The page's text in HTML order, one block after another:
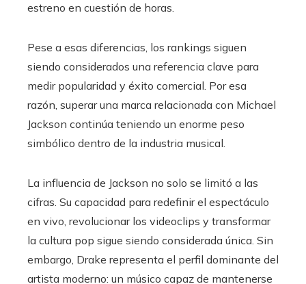
estreno en cuestión de horas.
Pese a esas diferencias, los rankings siguen
siendo considerados una referencia clave para
medir popularidad y éxito comercial. Por esa
razón, superar una marca relacionada con Michael
Jackson continúa teniendo un enorme peso
simbólico dentro de la industria musical.
La influencia de Jackson no solo se limitó a las
cifras. Su capacidad para redefinir el espectáculo
en vivo, revolucionar los videoclips y transformar
la cultura pop sigue siendo considerada única. Sin
embargo, Drake representa el perfil dominante del
artista moderno: un músico capaz de mantenerse